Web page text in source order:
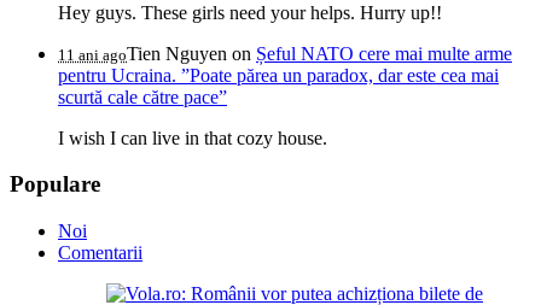
Hey guys. These girls need your helps. Hurry up!!
11 ani agoTien Nguyen on Șeful NATO cere mai multe arme
pentru Ucraina. ”Poate părea un paradox, dar este cea mai
scurtă cale către pace”
I wish I can live in that cozy house.
Populare
Noi
Comentarii